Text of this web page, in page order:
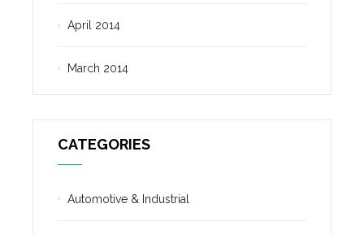
April 2014
March 2014
CATEGORIES
Automotive & Industrial